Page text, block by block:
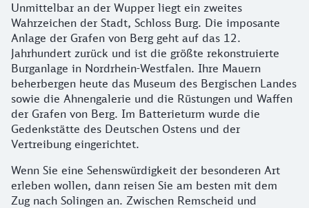
Unmittelbar an der Wupper liegt ein zweites
Wahrzeichen der Stadt, Schloss Burg. Die imposante
Anlage der Grafen von Berg geht auf das 12.
Jahrhundert zurück und ist die größte rekonstruierte
Burganlage in Nordrhein-Westfalen. Ihre Mauern
beherbergen heute das Museum des Bergischen Landes
sowie die Ahnengalerie und die Rüstungen und Waffen
der Grafen von Berg. Im Batterieturm wurde die
Gedenkstätte des Deutschen Ostens und der
Vertreibung eingerichtet.
Wenn Sie eine Sehenswürdigkeit der besonderen Art
erleben wollen, dann reisen Sie am besten mit dem
Zug nach Solingen an. Zwischen Remscheid und